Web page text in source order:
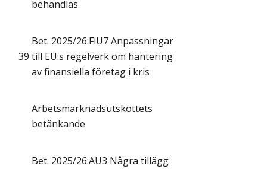
behandlas
39
Bet. 2025/26:FiU7 Anpassningar
till EU:s regelverk om hantering
av finansiella företag i kris
Arbetsmarknadsutskottets
betänkande
Bet. 2025/26:AU3 Några tillägg